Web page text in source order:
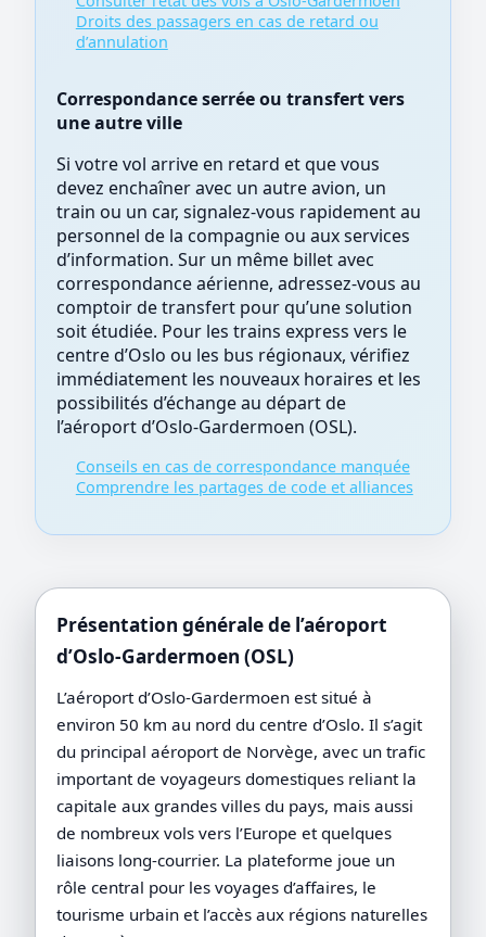
Droits des passagers en cas de retard ou
d’annulation
Correspondance serrée ou transfert vers
une autre ville
Si votre vol arrive en retard et que vous
devez enchaîner avec un autre avion, un
train ou un car, signalez-vous rapidement au
personnel de la compagnie ou aux services
d’information. Sur un même billet avec
correspondance aérienne, adressez-vous au
comptoir de transfert pour qu’une solution
soit étudiée. Pour les trains express vers le
centre d’Oslo ou les bus régionaux, vérifiez
immédiatement les nouveaux horaires et les
possibilités d’échange au départ de
l’aéroport d’Oslo-Gardermoen (OSL).
Conseils en cas de correspondance manquée
Comprendre les partages de code et alliances
Présentation générale de l’aéroport
d’Oslo-Gardermoen (OSL)
L’aéroport d’Oslo-Gardermoen est situé à
environ 50 km au nord du centre d’Oslo. Il s’agit
du principal aéroport de Norvège, avec un trafic
important de voyageurs domestiques reliant la
capitale aux grandes villes du pays, mais aussi
de nombreux vols vers l’Europe et quelques
liaisons long-courrier. La plateforme joue un
rôle central pour les voyages d’affaires, le
tourisme urbain et l’accès aux régions naturelles